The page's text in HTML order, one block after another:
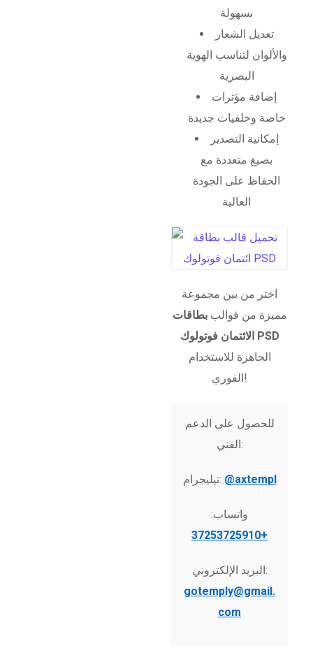
بسهولة
تعديل الشعار
والألوان لتناسب الهوية
البصرية
إضافة مؤثرات
خاصة وخلفيات جديدة
إمكانية التصدير
بصيغ متعددة مع
الحفاظ على الجودة
العالية
اختر من بين مجموعة
مميزة من قوالببطاقات
الائتمان فوتولوك PSD
الجاهزة للاستخدام
الفوري!
للحصول على الدعم
الفني:
تيليجرام: @axtempl
واتساب:
+37253725910
البريد الإلكتروني:
gotemply@gmail.
com